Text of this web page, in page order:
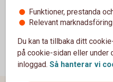
Funktioner, prestanda
Relevant marknadsföring
Du kan ta tillbaka ditt
på cookie-sidan eller under
inloggad. Så hanterar vi